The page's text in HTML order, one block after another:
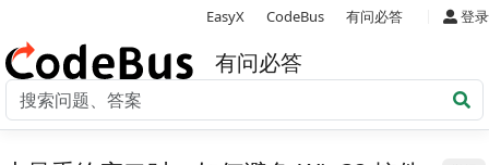
EasyX CodeBus 有问必答 登录
有问必答